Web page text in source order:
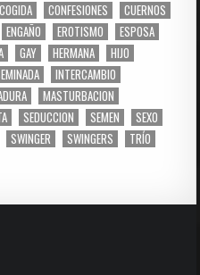
COGIDA CONFESIONES
CUERNOS
ENGAÑO EROTISMO
ESPOSA
GAY HERMANA
HIJO
INTERCAMBIO
MASTURBACION
SEDUCCION SEMEN
SEXO
SWINGER SWINGERS
TRÍO